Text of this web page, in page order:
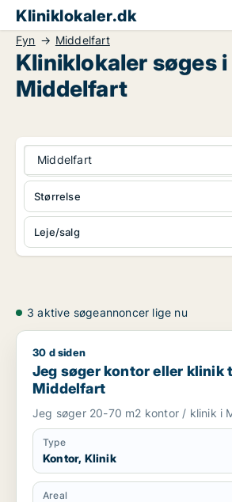
Kliniklokaler.dk
Fyn Middelfart
Kliniklokaler søges i
Middelfart
Middelfart
Leje/salg
Størrelse
3 aktive søgeannoncer lige nu
Jeg søger kontor eller klinik til leje i
30 d siden
Jeg søger kontor eller klinik
Middelfart
Jeg søger 20-70 m2 kontor / klinik i
Type
Kontor, Klinik
Areal